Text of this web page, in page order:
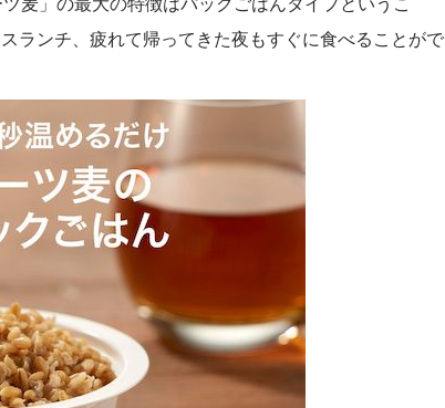
ランチ、疲れて帰ってきた夜もすぐに食べることがで